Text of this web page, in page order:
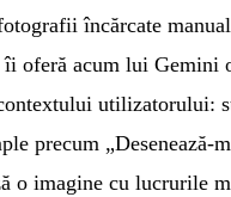
încărcate
oferă acum lui Gemini
utilizatorului:
precum „Desenează-
o imagine cu lucrurile